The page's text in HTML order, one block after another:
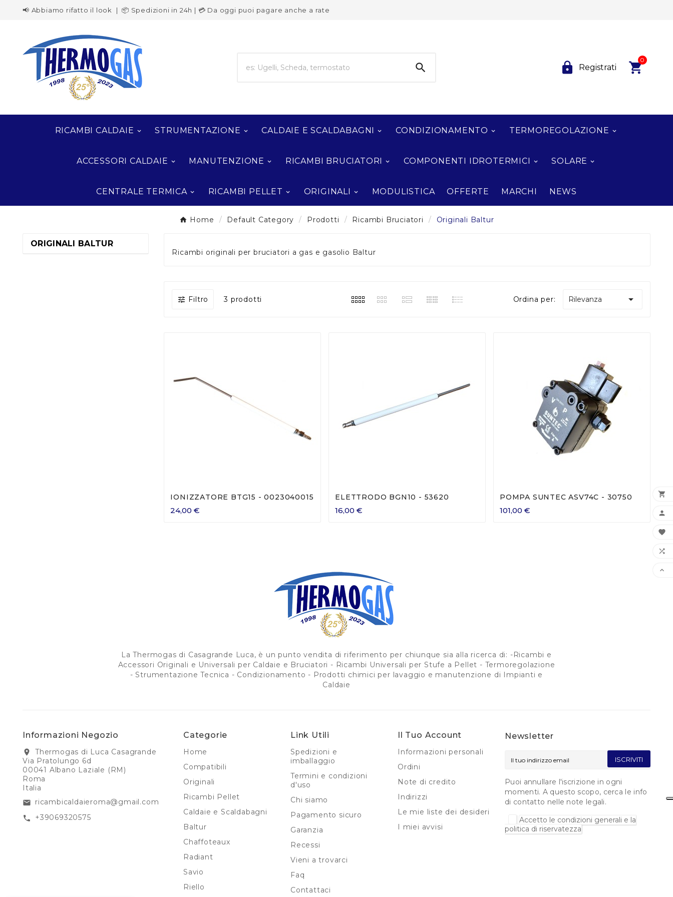
📢 Abbiamo rifatto il look | 📦 Spedizioni in 24h | 💳 Da oggi puoi pagare anche a rate
  Registrati 
0
RICAMBI CALDAIE STRUMENTAZIONE CALDAIE E SCALDABAGNI CONDIZIONAMENTO TERMOREGOLAZIONE
ACCESSORI CALDAIE MANUTENZIONE RICAMBI BRUCIATORI COMPONENTI IDROTERMICI SOLARE
CENTRALE TERMICA RICAMBI PELLET ORIGINALI MODULISTICA OFFERTE MARCHI NEWS
Home Default Category Prodotti Ricambi Bruciatori Originali Baltur
ORIGINALI BALTUR
Ricambi originali per bruciatori a gas e gasolio Baltur
 Filtro 3 prodotti Ordina per: Rilevanza 
IONIZZATORE BTG15 - 0023040015
24,00 €
ELETTRODO BGN10 - 53620
16,00 €
POMPA SUNTEC ASV74C - 30750
101,00 €
La Thermogas di Casagrande Luca, è un punto vendita di riferimento per chiunque sia alla ricerca di: -Ricambi e
Accessori Originali e Universali per Caldaie e Bruciatori - Ricambi Universali per Stufe a Pellet - Termoregolazione
- Strumentazione Tecnica - Condizionamento - Prodotti chimici per lavaggio e manutenzione di Impianti e
Caldaie
Informazioni Negozio
location_on
Thermogas di Luca Casagrande
Via Pratolungo 6d
00041 Albano Laziale (RM)
Roma
Italia
email ricambicaldaieroma@gmail.com
call +39069320575
Categorie
Home
Compatibili
Originali
Ricambi Pellet
Caldaie e Scaldabagni
Baltur
Chaffoteaux
Radiant
Savio
Riello
Link Utili
Spedizioni e
imballaggio
Termini e condizioni
d'uso
Chi siamo
Pagamento sicuro
Garanzia
Recessi
Vieni a trovarci
Faq
Contattaci
Il Tuo Account
Informazioni personali
Ordini
Note di credito
Indirizzi
Le mie liste dei desideri
I miei avvisi
Newsletter
ISCRIVITI
Puoi annullare l'iscrizione in ogni
momenti. A questo scopo, cerca le info
di contatto nelle note legali.
Accetto le condizioni generali e la
politica di riservatezza




